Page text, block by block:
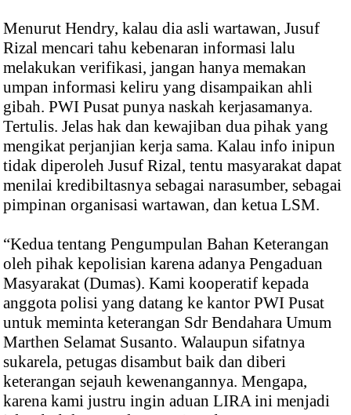
Menurut Hendry, kalau dia asli wartawan, Jusuf
Rizal mencari tahu kebenaran informasi lalu
melakukan verifikasi, jangan hanya memakan
umpan informasi keliru yang disampaikan ahli
gibah. PWI Pusat punya naskah kerjasamanya.
Tertulis. Jelas hak dan kewajiban dua pihak yang
mengikat perjanjian kerja sama. Kalau info inipun
tidak diperoleh Jusuf Rizal, tentu masyarakat dapat
menilai kredibiltasnya sebagai narasumber, sebagai
pimpinan organisasi wartawan, dan ketua LSM.
“Kedua tentang Pengumpulan Bahan Keterangan
oleh pihak kepolisian karena adanya Pengaduan
Masyarakat (Dumas). Kami kooperatif kepada
anggota polisi yang datang ke kantor PWI Pusat
untuk meminta keterangan Sdr Bendahara Umum
Marthen Selamat Susanto. Walaupun sifatnya
sukarela, petugas disambut baik dan diberi
keterangan sejauh kewenangannya. Mengapa,
karena kami justru ingin aduan LIRA ini menjadi